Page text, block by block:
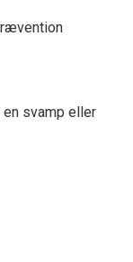
svamp eller